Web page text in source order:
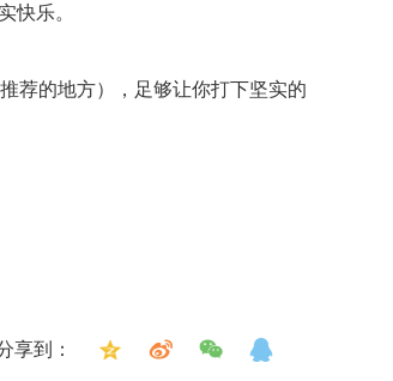
快乐。
荐的地方），足够让你打下坚实的
享到：